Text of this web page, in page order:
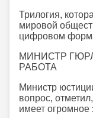
Трилогия,
мировой
цифровом
МИНИСТР
РАБОТА
Министр
вопрос,
имеет огромное